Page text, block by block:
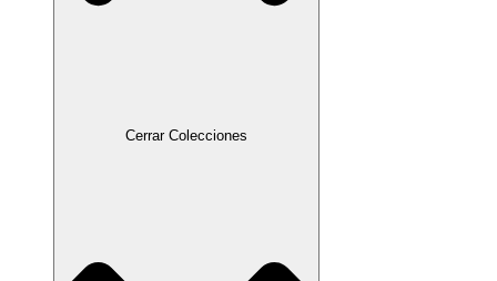
Cerrar Colecciones